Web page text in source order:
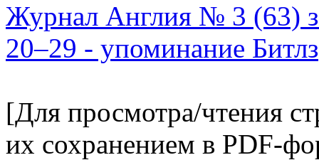
[Для просмотра/чтения
их сохранением в PDF-